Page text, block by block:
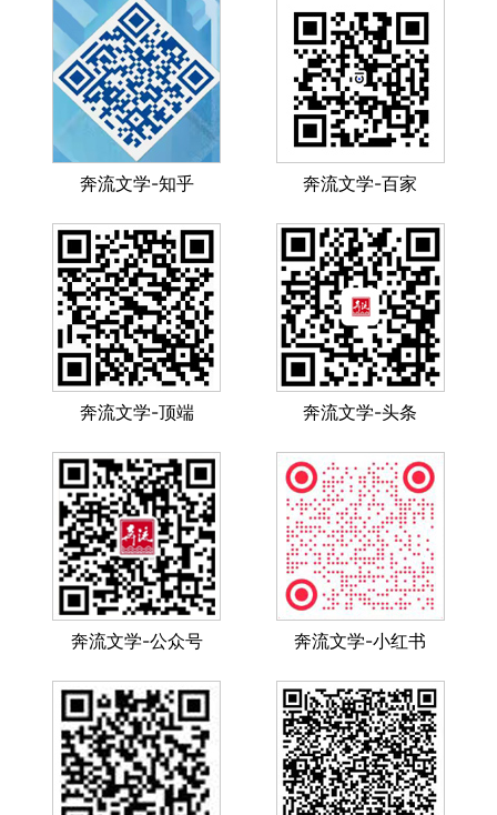
奔流文学-知乎 奔流文学-百家
奔流文学-顶端 奔流文学-头条
奔流文学-公众号 奔流文学-小红书